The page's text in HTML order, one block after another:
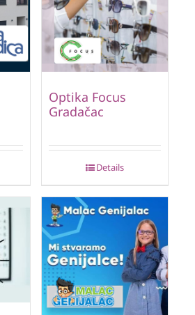
Optika Focus
Gradačac
Details